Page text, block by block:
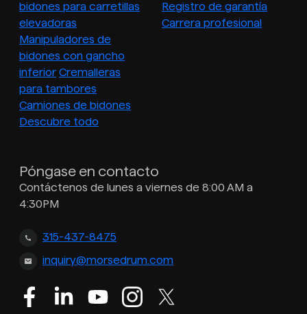
bidones para carretillas
elevadoras
Manipuladores de
bidones con gancho
inferior Cremalleras
para tambores
Camiones de bidones
Descubre todo
Registro de garantía
Carrera profesional
Póngase en contacto
Contáctenos de lunes a viernes de 8:00 AM a
4:30PM
315-437-8475
inquiry@morsedrum.com